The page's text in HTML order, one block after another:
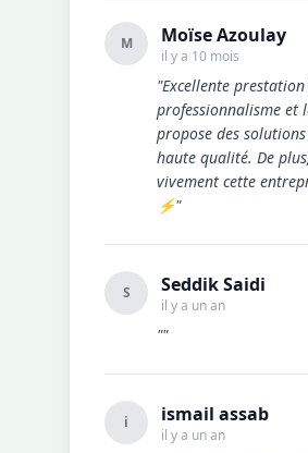
M Moïse Azoulay
il y a 10 mois
"Excellente
professionnalisme et
propose des
haute qualité. De
vivement cette
⚡"
S Seddik Saidi
il y a un an
""
i ismail assab
il y a un an